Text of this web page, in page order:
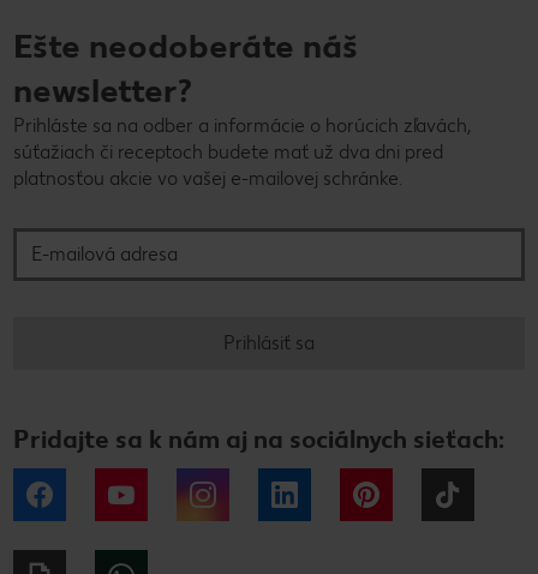
Ešte neodoberáte náš
newsletter?
Prihláste sa na odber a informácie o horúcich zľavách,
súťažiach či receptoch budete mať už dva dni pred
platnosťou akcie vo vašej e-mailovej schránke.
Prihlásiť sa
Pridajte sa k nám aj na sociálnych sieťach:
Facebook YouTube Instagram LinkedIn Pinterest